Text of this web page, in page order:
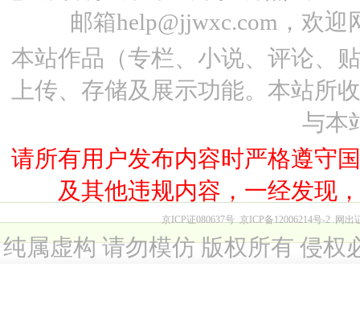
邮箱help@jjwxc.com，欢
本站作品（专栏、小说、评论、
上传、存储及展示功能。本站所
与本
请所有用户发布内容时严格遵守
及其他违规内容，一经发现
京ICP证080637号 京ICP备12006214号-2 网出
纯属虚构 请勿模仿 版权所有 侵权